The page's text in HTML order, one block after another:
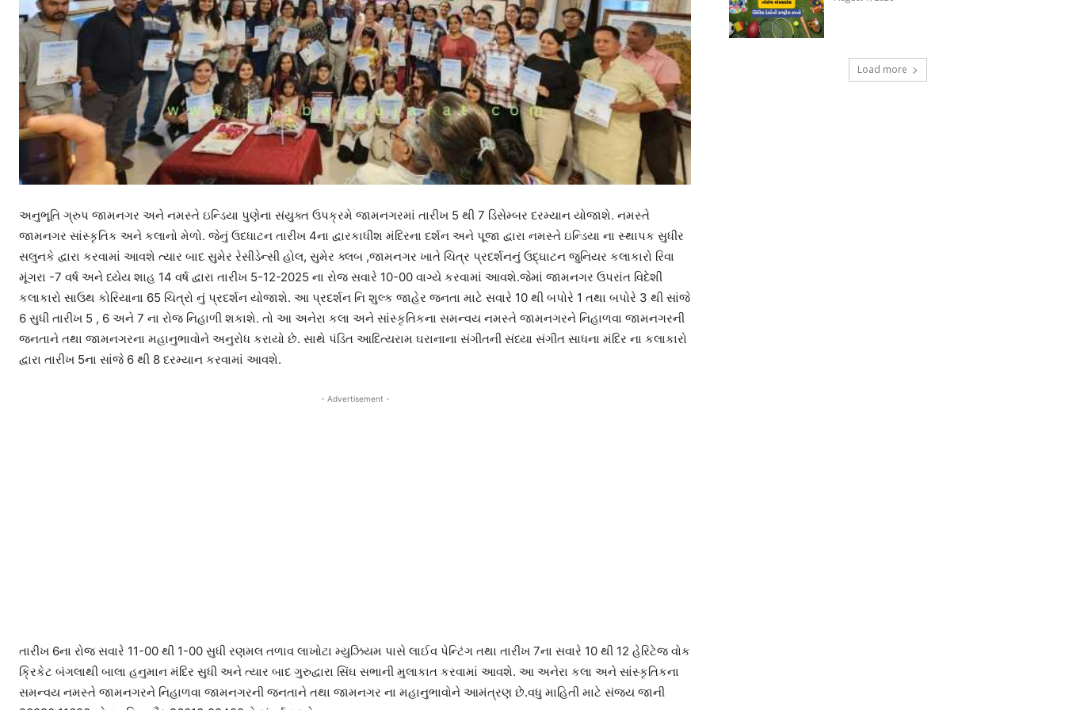
અનુભૂતિ ગ્રુપ જામનગર અને નમસ્તે ઇન્ડિયા પુણેના સંયુક્ત ઉપક્રમે જામનગરમાં તારીખ 5 થી 7 ડિસેમ્બર દરમ્યાન યોજાશે. નમસ્તે
જામનગર સાંસ્કૃતિક અને કલાનો મેળો. જેનું ઉદધાટન તારીખ 4ના દ્વારકાધીશ મંદિરના દર્શન અને પૂજા દ્વારા નમસ્તે ઇન્ડિયા ના સ્થાપક સુધીર
સલુનકે દ્વારા કરવામાં આવશે ત્યાર બાદ સુમેર રેસીડેન્સી હોલ, સુમેર ક્લબ ,જામનગર ખાતે ચિત્ર પ્રદર્શનનું ઉદ્ઘાટન જુનિયર કલાકારો રિવા
મૂંગરા -7 વર્ષ અને ધ્યેય શાહ 14 વર્ષ દ્વારા તારીખ 5-12-2025 ના રોજ સવારે 10-00 વાગ્યે કરવામાં આવશે.જેમાં જામનગર ઉપરાંત વિદેશી
કલાકારો સાઉથ કોરિયાના 65 ચિત્રો નું પ્રદર્શન યોજાશે. આ પ્રદર્શન નિ શુલ્ક જાહેર જનતા માટે સવારે 10 થી બપોરે 1 તથા બપોરે 3 થી સાંજે
6 સુધી તારીખ 5 , 6 અને 7 ના રોજ નિહાળી શકાશે. તો આ અનેરા કલા અને સાંસ્કૃતિકના સમન્વય નમસ્તે જામનગરને નિહાળવા જામનગરની
જનતાને તથા જામનગરના મહાનુભાવોને અનુરોધ કરાયો છે. સાથે પંડિત આદિત્યરામ ઘરાનાના સંગીતની સંધ્યા સંગીત સાધના મંદિર ના કલાકારો
દ્વારા તારીખ 5ના સાંજે 6 થી 8 દરમ્યાન કરવામાં આવશે.
- Advertisement -
તારીખ 6ના રોજ સવારે 11-00 થી 1-00 સુધી રણમલ તળાવ લાખોટા મ્યુઝિયમ પાસે લાઈવ પેન્ટિંગ તથા તારીખ 7ના સવારે 10 થી 12 હેરિટેજ વોક
ક્રિકેટ બંગલાથી બાલા હનુમાન મંદિર સુધી અને ત્યાર બાદ ગુરુદ્વારા સિંઘ સભાની મુલાકાત કરવામાં આવશે. આ અનેરા કલા અને સાંસ્કૃતિકના
સમન્વય નમસ્તે જામનગરને નિહાળવા જામનગરની જનતાને તથા જામનગર ના મહાનુભાવોને આમંત્રણ છે.વધુ માહિતી માટે સંજય જાની
Load more